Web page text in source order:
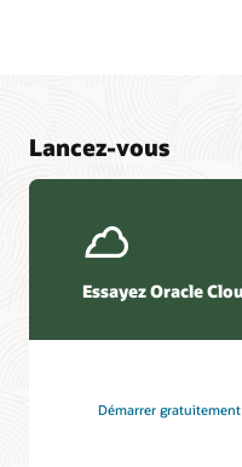
Lancez-vous
Essayez Oracle
Démarrer gratuitement